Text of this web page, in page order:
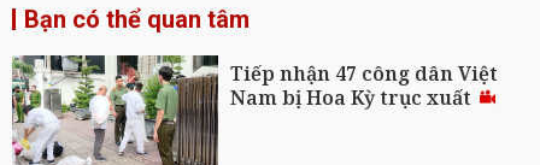
Bạn có thể quan tâm
Tiếp nhận 47 công dân Việt
Nam bị Hoa Kỳ trục xuất